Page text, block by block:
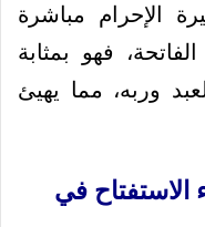
الإحرام مباشرة
فهو بمثابة
وربه، مما يهيئ
في